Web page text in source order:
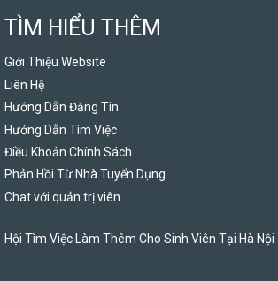
TÌM HIỂU THÊM
Giới Thiệu Website
Liên Hệ
Hướng Dẫn Đăng Tin
Hướng Dẫn Tìm Việc
Điều Khoản Chính Sách
Phản Hồi Từ Nhà Tuyển Dụng
Chat với quản trị viên
Hội Tìm Việc Làm Thêm Cho Sinh Viên Tại Hà Nội